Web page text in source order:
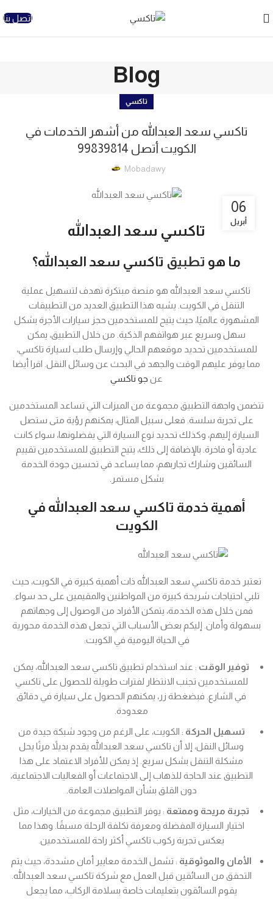
اتصل بنا
Blog
تاكسي
تاكسي سعد العبدالله من أشهر الخدمات في
الكويت أتصل 99839814
Mobadawy
06
أبريل
تاكسي سعد العبدالله
ما هو تطبيق تاكسي سعد العبدالله؟
تاكسي سعد العبدالله هو منصة مبتكرة تهدف لتسهيل عملية
التنقل في الكويت. يشبه هذا التطبيق العديد من التطبيقات
المشهورة عالميًا، حيث يتيح للمستخدمين حجز سيارات الأجرة بشكل
سهل وسريع عبر هواتفهم الذكية. من خلال التطبيق، يمكن
للمستخدمين تحديد موقعهم الحالي وإرسال طلب لسيارة تاكسي،
مما يوفر عليهم الوقت والجهد في البحث عن وسائل النقل. اقرا أيضا
عن جو تاكسي
تتضمن واجهة التطبيق مجموعة من الميزات التي تساعد المستخدمين
على تجربة سلسة. فعلى سبيل المثال، يمكنهم رؤية متى ستصل
السيارة إليهم، وكذلك تحديد نوع السيارة التي يفضلونها، سواء كانت
عادية أو فاخرة. بالإضافة إلى ذلك، يتيح التطبيق للمستخدمين تقييم
السائقين وشارك تجاربهم، مما يساعد في تحسين جودة الخدمة
بشكل مستمر.
أهمية خدمة تاكسي سعد العبدالله في
الكويت
تعتبر خدمة تاكسي سعد العبدالله ذات أهمية كبيرة في الكويت، حيث
تلبي احتياجات شريحة كبيرة من المواطنين والمقيمين على حد سواء.
فمن خلال هذه الخدمة، يتمكن الأفراد من الوصول إلى وجهاتهم
بسهولة وأمان. إليكم بعض الأسباب التي تجعل هذه الخدمة محورية
في الحياة اليومية في الكويت:
توفير الوقت : عند استخدام تطبيق تاكسي سعد العبدالله، يمكن
للمستخدمين تجنب الانتظار لفترات طويلة للحصول على تاكسي
في الشارع. فبضغطة زر، يمكنهم الحصول على سيارة في دقائق
معدودة.
تسهيل الحركة : الكويت، على الرغم من وجود شبكة جيدة من
وسائل النقل، إلا أن تاكسي سعد العبدالله يقدم بديلاً مرنًا يحل
مشكلة التنقل بشكل سريع. إذ يمكن للأفراد الاعتماد على هذا
التطبيق عند الحاجة للذهاب إلى الاجتماعات أو الفعاليات الاجتماعية،
دون القلق بشأن المواصلات العامة.
تجربة مريحة وممتعة : يوفر التطبيق مجموعة من الخيارات، مثل
اختيار السيارة المفضلة ومعرفة تكلفة الرحلة مسبقًا. وهذا مما
يعكس تجربة ركوب تاكسي أكثر راحة للمستخدمين.
الأمان والموثوقية : تشمل الخدمة معايير أمان مشددة، حيث يتم
التحقق من السائقين قبل العمل مع شركة تاكسي سعد العبدالله.
يقوم السائقون بتعليمات خاصة بسلامة الركاب، مما يجعل